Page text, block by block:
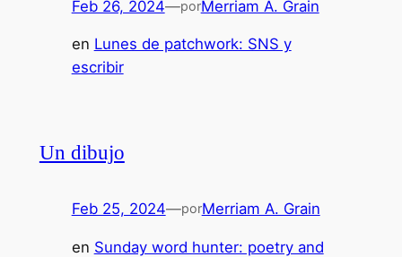
Feb 26, 2024—porMerriam A. Grain
en Lunes de patchwork: SNS y
escribir
Un dibujo
Feb 25, 2024—porMerriam A. Grain
en Sunday word hunter: poetry and